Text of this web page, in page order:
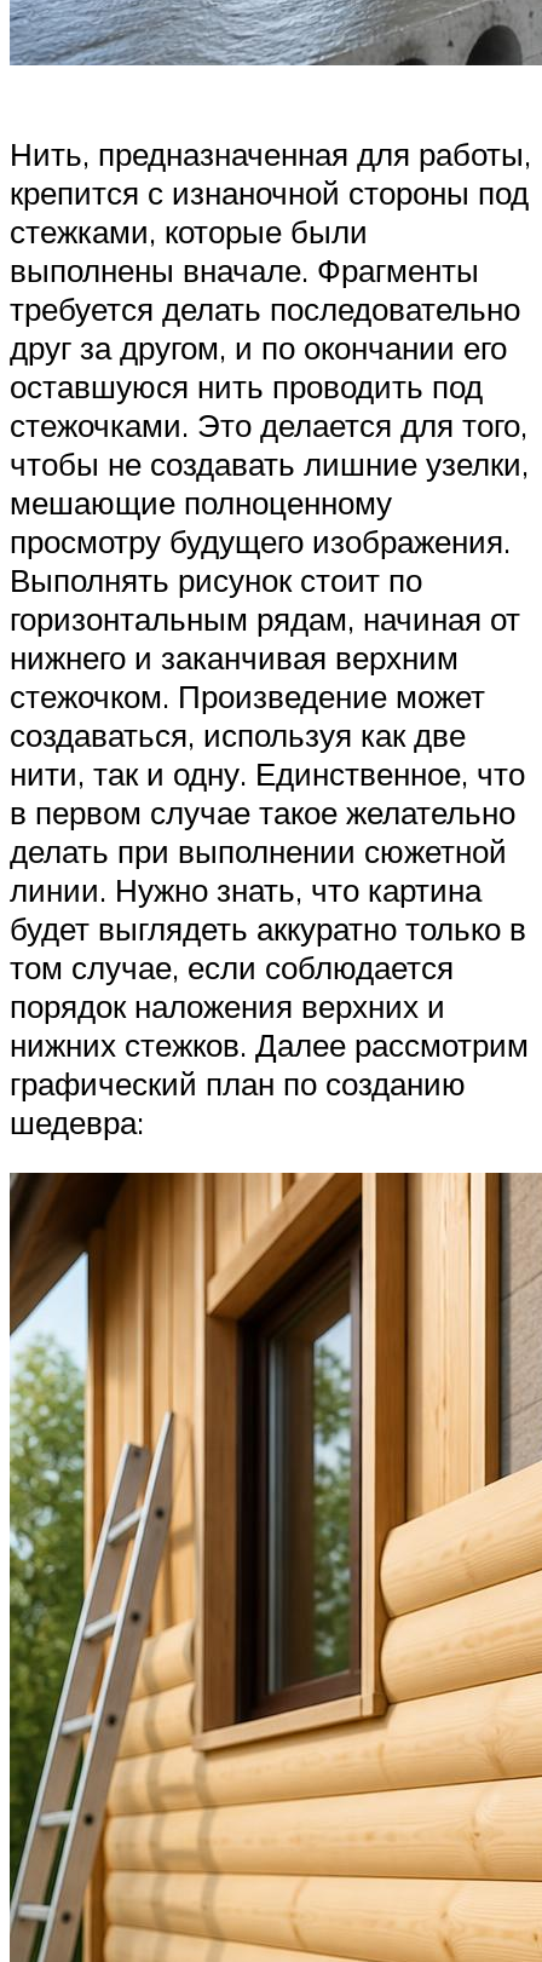
Нить, предназначенная для работы,
крепится с изнаночной стороны под
стежками, которые были
выполнены вначале. Фрагменты
требуется делать последовательно
друг за другом, и по окончании его
оставшуюся нить проводить под
стежочками. Это делается для того,
чтобы не создавать лишние узелки,
мешающие полноценному
просмотру будущего изображения.
Выполнять рисунок стоит по
горизонтальным рядам, начиная от
нижнего и заканчивая верхним
стежочком. Произведение может
создаваться, используя как две
нити, так и одну. Единственное, что
в первом случае такое желательно
делать при выполнении сюжетной
линии. Нужно знать, что картина
будет выглядеть аккуратно только в
том случае, если соблюдается
порядок наложения верхних и
нижних стежков. Далее рассмотрим
графический план по созданию
шедевра: